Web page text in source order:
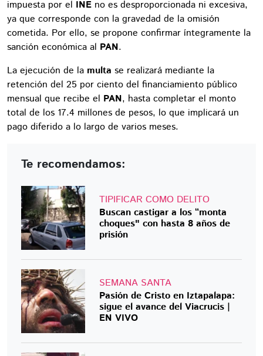
impuesta por el INE no es desproporcionada ni excesiva,
ya que corresponde con la gravedad de la omisión
cometida. Por ello, se propone confirmar íntegramente la
sanción económica al PAN.
La ejecución de la multa se realizará mediante la
retención del 25 por ciento del financiamiento público
mensual que recibe el PAN, hasta completar el monto
total de los 17.4 millones de pesos, lo que implicará un
pago diferido a lo largo de varios meses.
Te recomendamos:
TIPIFICAR COMO DELITO
Buscan castigar a los “monta
choques" con hasta 8 años de
prisión
SEMANA SANTA
Pasión de Cristo en Iztapalapa:
sigue el avance del Viacrucis |
EN VIVO